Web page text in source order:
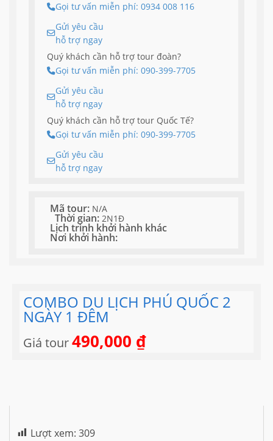
Gọi tư vấn miễn phí: 0934 008 116
Gửi yêu cầu
hỗ trợ ngay
Quý khách cần hỗ trợ tour đoàn?
Gọi tư vấn miễn phí: 090-399-7705
Gửi yêu cầu
hỗ trợ ngay
Quý khách cần hỗ trợ tour Quốc Tế?
Gọi tư vấn miễn phí: 090-399-7705
Gửi yêu cầu
hỗ trợ ngay
Mã tour: N/A
Thời gian: 2N1Đ
Lịch trình khởi hành khác
Nơi khởi hành:
COMBO DU LỊCH PHÚ QUỐC 2
NGÀY 1 ĐÊM
Giá tour490,000 ₫
Lượt xem: 309